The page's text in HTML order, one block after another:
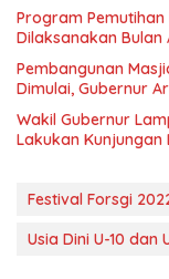
Program
Dilaksanakan Bulan
Pembangunan
Dimulai, Gubernur
Wakil Gubernur
Lakukan Kunjungan
Festival Forsgi
Usia Dini U-10 dan